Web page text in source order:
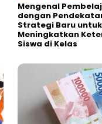
Mengenal
dengan
Strategi Baru untuk
Meningkatkan
Siswa di Kelas